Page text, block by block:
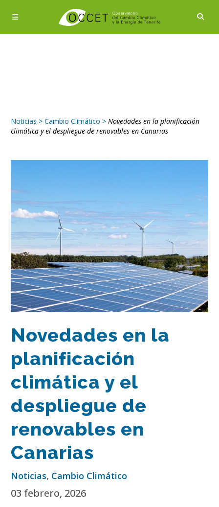
Noticias >Cambio Climático >Novedades en la planificación
climática y el despliegue de renovables en Canarias
Novedades en la
planificación
climática y el
despliegue de
renovables en
Canarias
Noticias, Cambio Climático
03 febrero, 2026